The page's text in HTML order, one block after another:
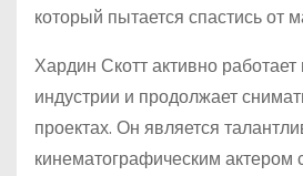
который пытается спастись от
Хардин Скотт активно работает
индустрии и продолжает
проектах. Он является
кинематографическим актером